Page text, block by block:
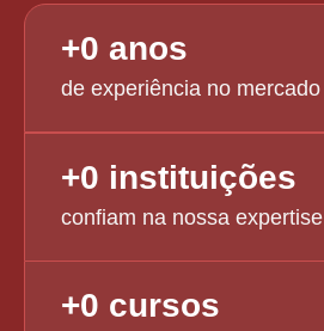
de experiência no mercado
+0 anos
confiam na nossa expertise
+0 instituições
+0 cursos